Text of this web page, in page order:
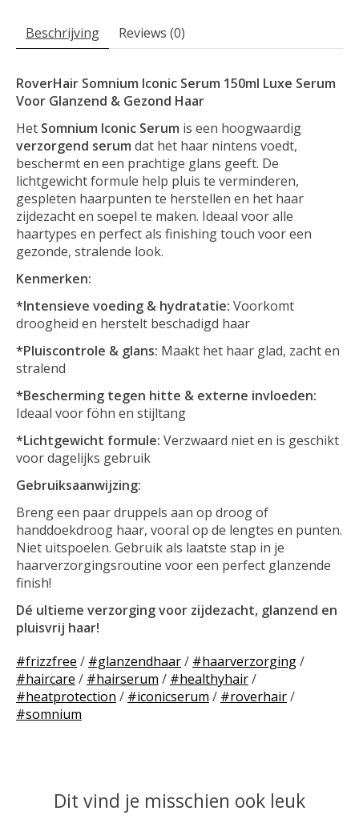
Beschrijving Reviews (0)
RoverHair Somnium Iconic Serum 150ml Luxe Serum
Voor Glanzend & Gezond Haar
Het Somnium Iconic Serum is een hoogwaardig
verzorgend serum dat het haar nintens voedt,
beschermt en een prachtige glans geeft. De
lichtgewicht formule help pluis te verminderen,
gespleten haarpunten te herstellen en het haar
zijdezacht en soepel te maken. Ideaal voor alle
haartypes en perfect als finishing touch voor een
gezonde, stralende look.
Kenmerken:
*Intensieve voeding & hydratatie: Voorkomt
droogheid en herstelt beschadigd haar
*Pluiscontrole & glans: Maakt het haar glad, zacht en
stralend
*Bescherming tegen hitte & externe invloeden:
Ideaal voor föhn en stijltang
*Lichtgewicht formule: Verzwaard niet en is geschikt
voor dagelijks gebruik
Gebruiksaanwijzing:
Breng een paar druppels aan op droog of
handdoekdroog haar, vooral op de lengtes en punten.
Niet uitspoelen. Gebruik als laatste stap in je
haarverzorgingsroutine voor een perfect glanzende
finish!
Dé ultieme verzorging voor zijdezacht, glanzend en
pluisvrij haar!
#frizzfree / #glanzendhaar/ #haarverzorging/
#haircare / #hairserum / #healthyhair/
#heatprotection / #iconicserum / #roverhair/
#somnium
Dit vind je misschien ook leuk